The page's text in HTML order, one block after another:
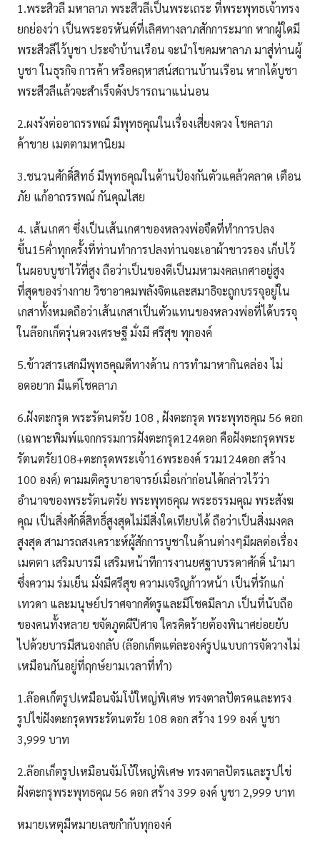
1.พระสิวลี มหาลาภ พระสีวลีเป็นพระเถระ ที่พระพุทธเจ้าทรง
ยกย่องว่า เป็นพระอรหันต์ที่เลิศทางลาภสักการะมาก หากผู้ใดมี
พระสีวลีไว้บูชา ประจำบ้านเรือน จะนำโชคมหาลาภ มาสู่ท่านผู้
บูชา ในธุรกิจ การค้า หรือคฤหาสน์สถานบ้านเรือน หากได้บูชา
พระสีวลีแล้วจะสำเร็จดังปรารถนาแน่นอน
2.ผงรังต่ออาถรรพณ์ มีพุทธคุณในเรื่องเสี่ยงดวง โชคลาภ
ค้าขาย เมตตามหานิยม
3.ชนวนศักดิ์สิทธ์ มีพุทธคุณในด้านป้องกันตัวแคล้วคลาด เตือน
ภัย แก้อาถรรพณ์ กันคุณไสย
4. เส้นเกศา ซึ่งเป็นเส้นเกศาของหลวงพ่อจืดที่ทำการปลง
ขึ้น15ค่ำทุกครั้งที่ท่านทำการปลงท่านจะเอาผ้าขาวรอง เก็บไว้
ในผอบบูชาไว้ที่สูง ถือว่าเป็นของดีเป็นมหามงคลเกศาอยู่สูง
ที่สุดของร่างกาย วิชาอาคมพลังจิตและสมาธิจะถูกบรรจุอยู่ใน
เกสาทั้งหมดถือว่าเส้นเกสาเป็นตัวแทนของหลวงพ่อที่ได้บรรจุ
ในล๊อกเก็ตรุ่นดวงเศรษฐี มั่งมี ศรีสุข ทุกองค์
5.ข้าวสารเสกมีพุทธคุณดีทางด้าน การทำมาหากินคล่อง ไม่
อดอยาก มีแต่โชคลาภ
6.ฝังตะกรุด พระรัตนตรัย 108 , ฝังตะกรุด พระพุทธคุณ 56 ดอก
(เฉพาะพิมพ์แจกกรรมการฝังตะกรุด124ดอก คือฝังตะกรุดพระ
รัตนตรัย108+ตะกรุดพระเจ้า16พระองค์ รวม124ดอก สร้าง
100 องค์) ตามมติครูบาอาจารย์เมื่อเก่าก่อนได้กล่าวไว้ว่า
อำนาจของพระรัตนตรัย พระพุทธคุณ พระธรรมคุณ พระสังฆ
คุณ เป็นสิ่งศักดิ์สิทธิ์สูงสุดไม่มีสิ่งใดเทียบได้ ถือว่าเป็นสิ่งมงคล
สูงสุด สามารถสงเคราะห์ผู้สักการบูชาในด้านต่างๆมีผลต่อเรื่อง
เมตตา เสริมบารมี เสริมหน้าทีการงานยศฐาบรรดาศักดิ์ นำมา
ซึ่งความ ร่มเย็น มั่งมีศรีสุข ความเจริญก้าวหน้า เป็นที่รักแก่
เทวดา และมนุษย์ปราศจากศัตรูและมีโชคมีลาภ เป็นที่นับถือ
ของคนทั้งหลาย ขจัดภูตผีปีศาจ ใครคิดร้ายต้องพินาศย่อยยับ
ไปด้วยบารมีสนองกลับ (ล๊อกเก็ตแต่ละองค์รูปแบบการจัดวางไม่
เหมือนกันอยู่ที่ฤกษ์ยามเวลาที่ทำ)
1.ล๊อคเก็ตรูปเหมือนจัมโบ้ใหญ่พิเศษ ทรงตาลปัตรคและทรง
รูปไข่ฝังตะกรุดพระรัตนตรัย 108 ดอก สร้าง 199 องค์ บูชา
3,999 บาท
2.ล๊อกเก็ตรูปเหมือนจัมโบ้ใหญ่พิเศษ ทรงตาลปัตรและรูปไข่
ฝังตะกรุพระพุทธคุณ 56 ดอก สร้าง 399 องค์ บูชา 2,999 บาท
หมายเหตุมีหมายเลขกำกับทุกองค์